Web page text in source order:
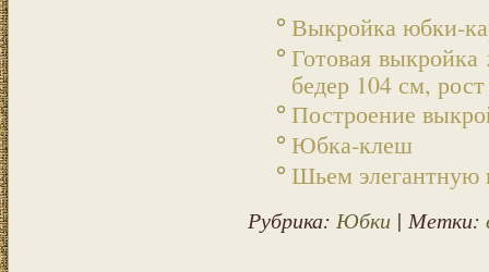
Выкройка юбки-
Готовая
бедер 104 см,
Построение
Юбка-клеш
Шьем элегантную
Рубрика: Юбки | Метки: